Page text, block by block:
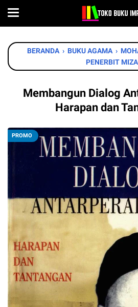
BERANDA › BUKU AGAMA ›
PENERBIT
Membangun Dialog
Harapan dan
PROMO